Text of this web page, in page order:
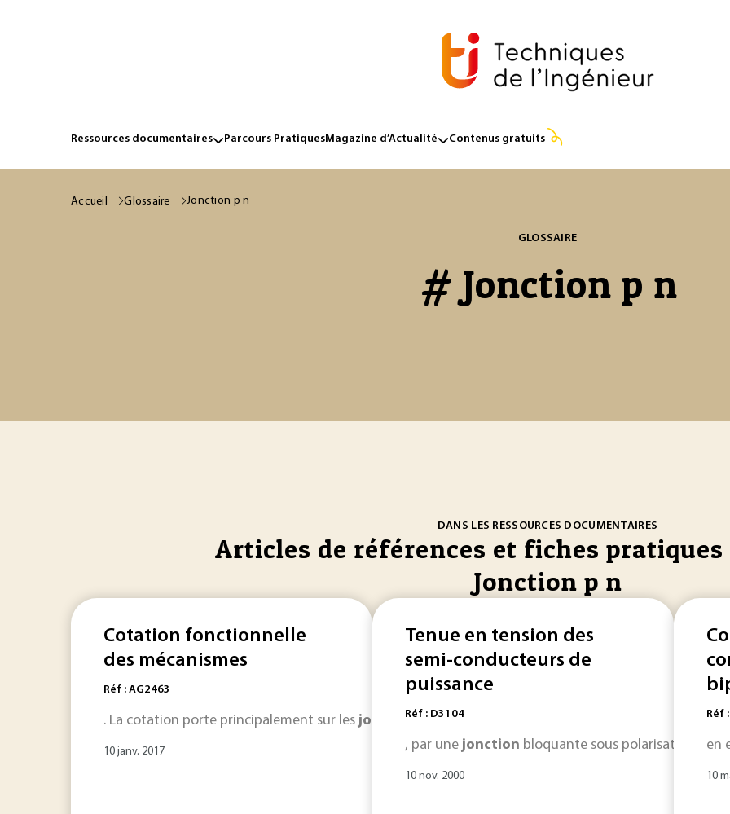
Ressources documentaires Parcours PratiquesMagazine d’Actualité Contenus gratuits
Accueil Glossaire Jonction p n
GLOSSAIRE
# Jonction p n
DANS LES RESSOURCES DOCUMENTAIRES
Articles de références et fiches pratiques
Jonction p n
Cotation fonctionnelle
des mécanismes
Réf : AG2463
. La cotation porte principalement sur les jonctions que possède la pièce étudiée avec les pièces
10 janv. 2017
Tenue en tension des
semi-conducteurs de
puissance
Réf : D3104
, par une jonction bloquante sous polarisation
10 nov. 2000
Réf
en
10